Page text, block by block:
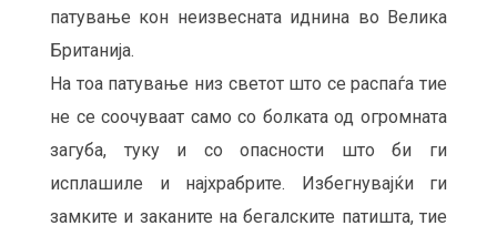
патување кон неизвесната иднина во Велика
Британија.
На тоа патување низ светот што се распаѓа тие
не се соочуваат само со болката од огромната
загуба, туку и со опасности што би ги
исплашиле и најхрабрите. Избегнувајќи ги
замките и заканите на бегалските патишта, тие